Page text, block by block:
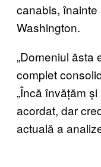
canabis,
Washington.
„Domeniul ăsta
complet
„Încă învățăm
acordat, dar
actuală a